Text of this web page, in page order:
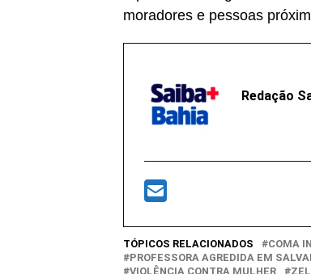
moradores e pessoas
Redação
TÓPICOS RELACIONADOS COMA
PROFESSORA AGREDIDA EM
VIOLÊNCIA CONTRA MULHER